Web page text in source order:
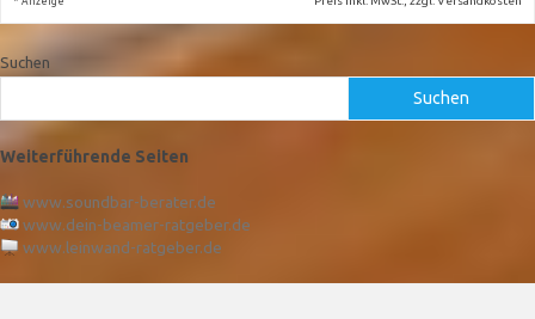
Suchen
Suchen
Weiterführende Seiten
www.soundbar-berater.de
www.dein-beamer-ratgeber.de
www.leinwand-ratgeber.de